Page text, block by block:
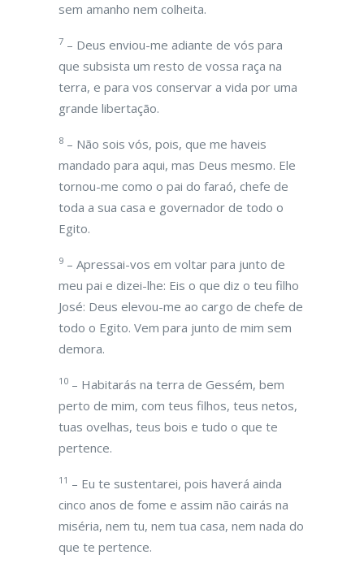
sem amanho nem colheita.
7 – Deus enviou-me adiante de vós para
que subsista um resto de vossa raça na
terra, e para vos conservar a vida por uma
grande libertação.
8 – Não sois vós, pois, que me haveis
mandado para aqui, mas Deus mesmo. Ele
tornou-me como o pai do faraó, chefe de
toda a sua casa e governador de todo o
Egito.
9 – Apressai-vos em voltar para junto de
meu pai e dizei-lhe: Eis o que diz o teu filho
José: Deus elevou-me ao cargo de chefe de
todo o Egito. Vem para junto de mim sem
demora.
10 – Habitarás na terra de Gessém, bem
perto de mim, com teus filhos, teus netos,
tuas ovelhas, teus bois e tudo o que te
pertence.
11 – Eu te sustentarei, pois haverá ainda
cinco anos de fome e assim não cairás na
miséria, nem tu, nem tua casa, nem nada do
que te pertence.